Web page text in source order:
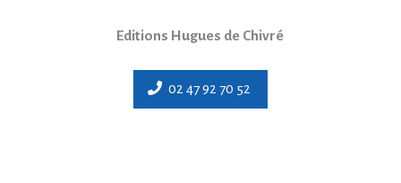
Editions Hugues de Chivré
02 47 92 70 52